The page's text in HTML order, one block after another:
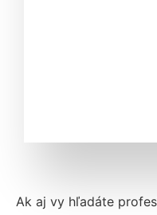
Ak aj vy hľadáte